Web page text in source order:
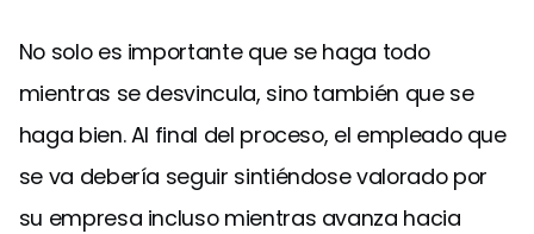
No solo es importante que se haga todo
mientras se desvincula, sino también que se
haga bien. Al final del proceso, el empleado que
se va debería seguir sintiéndose valorado por
su empresa incluso mientras avanza hacia